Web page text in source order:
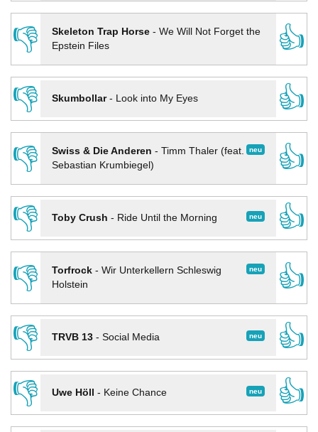
👎 Skeleton Trap Horse- We Will Not Forget the
Epstein Files
👍
👎
Skumbollar- Look into My Eyes
👍
👎
neu
Swiss & Die Anderen - Timm Thaler (feat.
Sebastian Krumbiegel)
👍
👎
neu
Toby Crush - Ride Until the Morning
👍
👎
neu
Torfrock- Wir Unterkellern Schleswig
Holstein
👍
👎
neu
TRVB 13- Social Media
👍
👎
neu
Uwe Höll - Keine Chance
👍